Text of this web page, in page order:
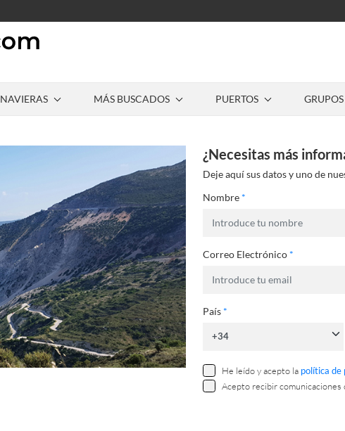
NAVIERAS MÁS BUSCADOS PUERTOS GRUPOS
¿Necesitas más
Deje aquí sus datos y uno de
Nombre *
Correo Electrónico *
País *
He leído y acepto la política de
Acepto recibir comunicaciones